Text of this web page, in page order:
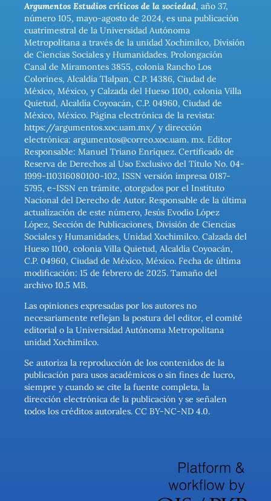
Argumentos Estudios críticos de la sociedad, año 37,
número 105, mayo-agosto de 2024, es una publicación
cuatrimestral de la Universidad Autónoma
Metropolitana a través de la unidad Xochimilco, División
de Ciencias Sociales y Humanidades. Prolongación
Canal de Miramontes 3855, colonia Rancho Los
Colorines, Alcaldía Tlalpan, C.P. 14386, Ciudad de
México, México, y Calzada del Hueso 1100, colonia Villa
Quietud, Alcaldía Coyoacán, C.P. 04960, Ciudad de
México, México. Página electrónica de la revista:
https://argumentos.xoc.uam.mx/ y dirección
electrónica: argumentos@correo.xoc.uam. mx. Editor
Responsable: Manuel Triano Enríquez. Certificado de
Reserva de Derechos al Uso Exclusivo del Título No. 04-
1999-110316080100-102, ISSN versión impresa 0187-
5795, e-ISSN en trámite, otorgados por el Instituto
Nacional del Derecho de Autor. Responsable de la última
actualización de este número, Jesús Evodio López
López, Sección de Publicaciones, División de Ciencias
Sociales y Humanidades, Unidad Xochimilco. Calzada del
Hueso 1100, colonia Villa Quietud, Alcaldía Coyoacán,
C.P. 04960, Ciudad de México, México. Fecha de última
modificación: 15 de febrero de 2025. Tamaño del
archivo 10.5 MB.
Las opiniones expresadas por los autores no
necesariamente reflejan la postura del editor, el comité
editorial o la Universidad Autónoma Metropolitana
unidad Xochimilco.
Se autoriza la reproducción de los contenidos de la
publicación para usos académicos o sin fines de lucro,
siempre y cuando se cite la fuente completa, la
dirección electrónica de la publicación y se señalen
todos los créditos autorales. CC BY-NC-ND 4.0.